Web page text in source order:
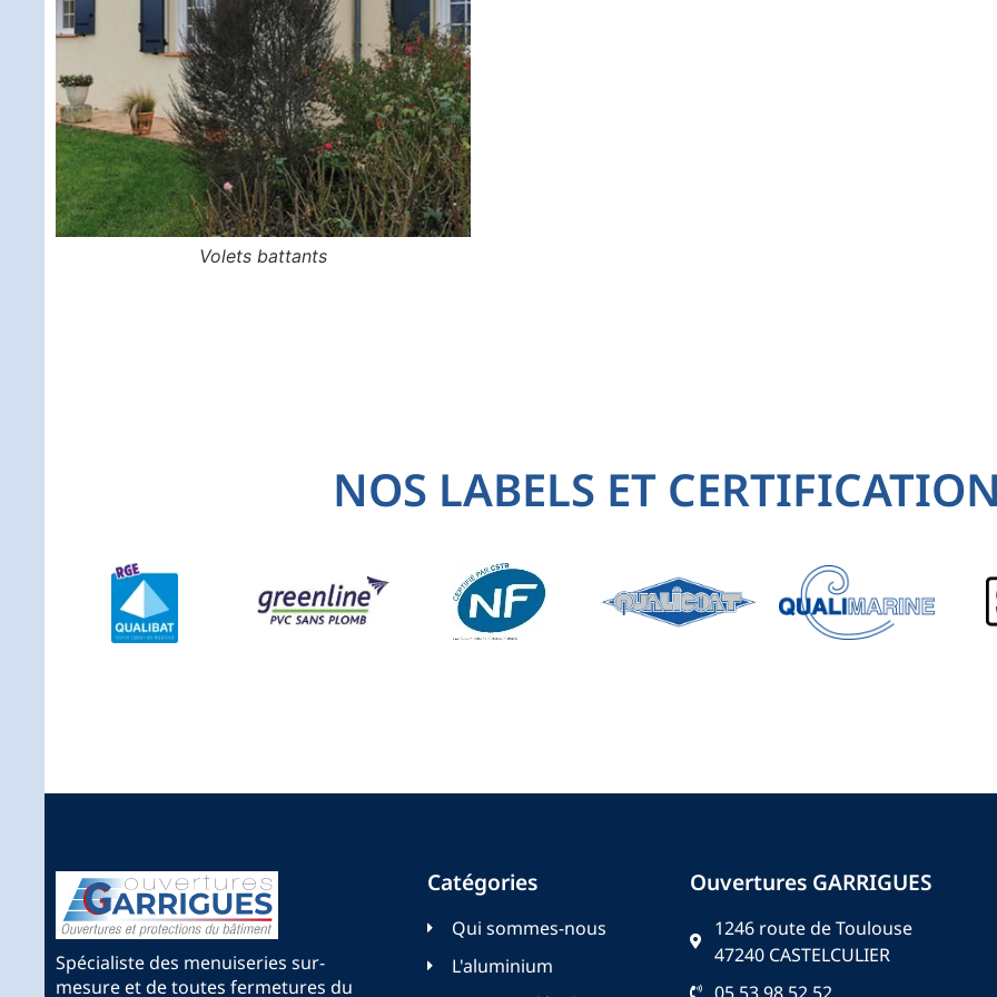
Volets battants
NOS LABELS ET
Spécialiste des menuiseries sur-
mesure et de toutes fermetures du
Catégories
Qui sommes-nous
L'aluminium
Ouvertures GARRIGUES
1246 route de Toulouse
47240 CASTELCULIER